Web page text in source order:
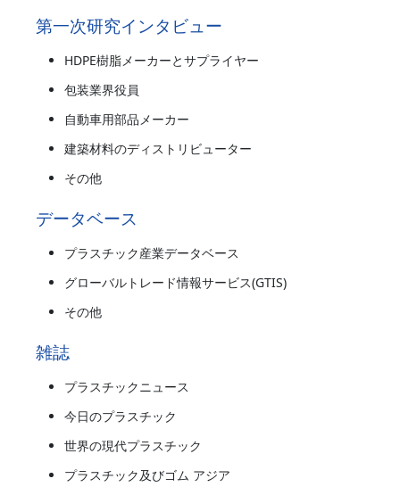
第一次研究インタビュー
HDPE樹脂メーカーとサプライヤー
包装業界役員
自動車用部品メーカー
建築材料のディストリビューター
その他
データベース
プラスチック産業データベース
グローバルトレード情報サービス(GTIS)
その他
雑誌
プラスチックニュース
今日のプラスチック
世界の現代プラスチック
プラスチック及びゴム アジア